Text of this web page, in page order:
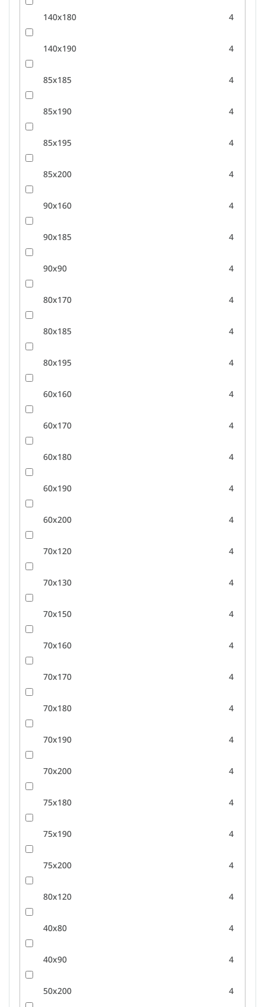
140x180 4
140x190 4
85x185 4
85x190 4
85x195 4
85x200 4
90x160 4
90x185 4
90x90 4
80x170 4
80x185 4
80x195 4
60x160 4
60x170 4
60x180 4
60x190 4
60x200 4
70x120 4
70x130 4
70x150 4
70x160 4
70x170 4
70x180 4
70x190 4
70x200 4
75x180 4
75x190 4
75x200 4
80x120 4
40x80 4
40x90 4
50x200 4